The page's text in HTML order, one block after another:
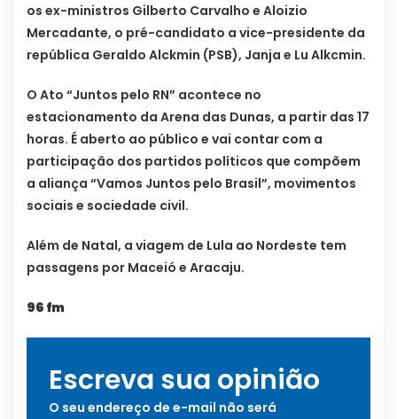
os ex-ministros Gilberto Carvalho e Aloizio
Mercadante, o pré-candidato a vice-presidente da
república Geraldo Alckmin (PSB), Janja e Lu Alkcmin.
O Ato “Juntos pelo RN” acontece no
estacionamento da Arena das Dunas, a partir das 17
horas. É aberto ao público e vai contar com a
participação dos partidos políticos que compõem
a aliança “Vamos Juntos pelo Brasil”, movimentos
sociais e sociedade civil.
Além de Natal, a viagem de Lula ao Nordeste tem
passagens por Maceió e Aracaju.
96 fm
Escreva sua opinião
O seu endereço de e-mail não será